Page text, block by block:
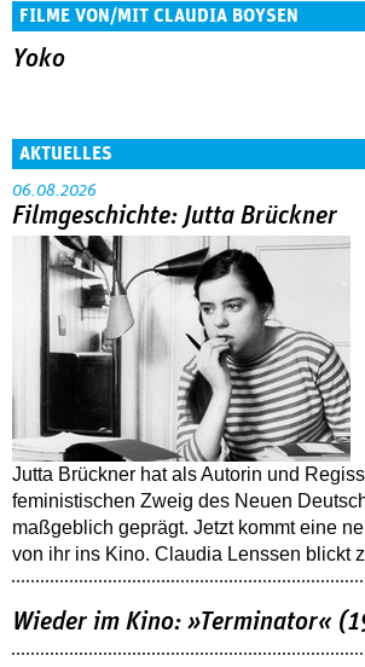
FILME VON/MIT CLAUDIA BOYSEN
Yoko
AKTUELLES
06.08.2026
Filmgeschichte: Jutta Brückner
Jutta Brückner hat als Autorin und
feministischen Zweig des Neuen
maßgeblich geprägt. Jetzt kommt eine
von ihr ins Kino. Claudia Lenssen blickt
Wieder im Kino: »Terminator«